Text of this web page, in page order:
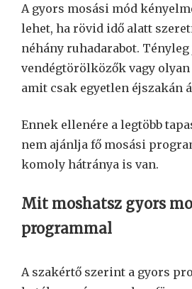
A gyors mosási mód
lehet, ha rövid idő alatt
néhány ruhadarabot.
vendégtörölközők vagy olyan
amit csak egyetlen éjszakán
Ennek ellenére a legtöbb
nem ajánlja fő mosási
komoly hátránya is van.
Mit moshatsz gyors
programmal
A szakértő szerint a gyors